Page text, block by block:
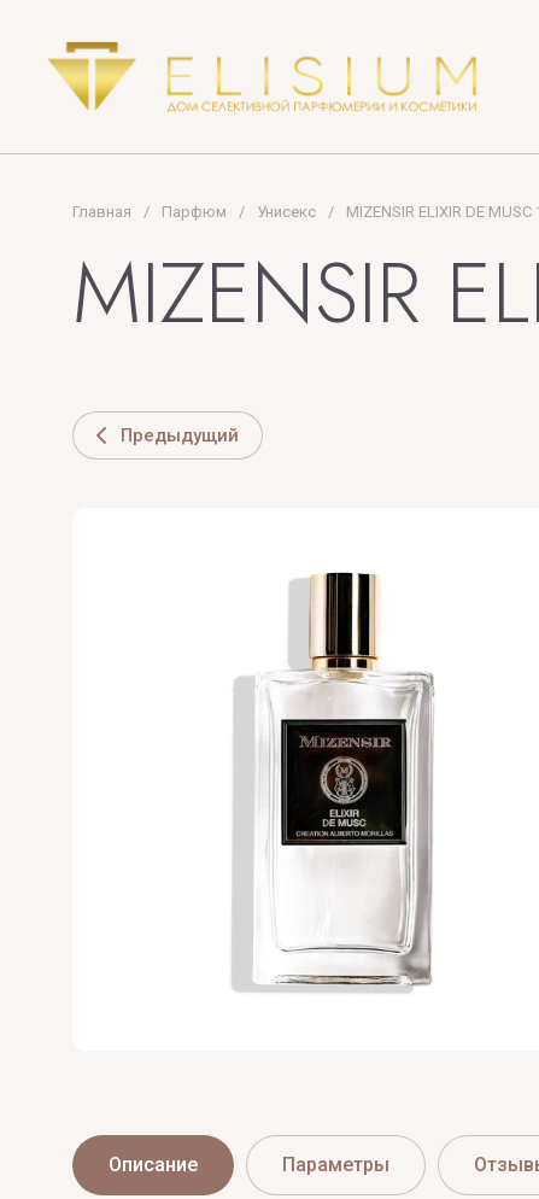
Главная / Парфюм / Унисекс / MIZENSIR ELIXIR DE MUSC
MIZENSIR
Предыдущий
Описание Параметры
Orto Parisi
OSCAR LONDON
PENHALIGON'S
PLUME
PREMIERE
PUPA MILANO
VERONIQUE
Versace
Vertus
Victoria's Secret
VIKTOR & ROLF
VILHELM
Vince Camuto